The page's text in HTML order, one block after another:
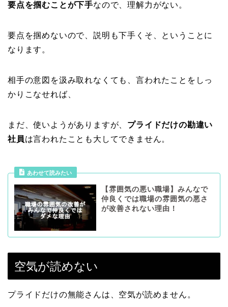
要点を掴むことが下手なので、理解力がない。
要点を掴めないので、説明も下手くそ、ということに
なります。
相手の意図を汲み取れなくても、言われたことをしっ
かりこなせれば、
まだ、使いようがありますが、 プライドだけの勘違い
社員は言われたことも大してできません。
あわせて読みたい
【雰囲気の悪い職場】みんなで
仲良くでは職場の雰囲気の悪さ
が改善されない理由！
空気が読めない
プライドだけの無能さんは、空気が読めません。